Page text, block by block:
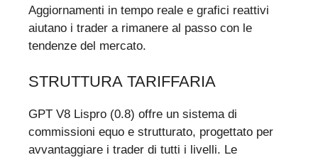
Aggiornamenti in tempo reale e grafici reattivi
aiutano i trader a rimanere al passo con le
tendenze del mercato.
STRUTTURA TARIFFARIA
GPT V8 Lispro (0.8) offre un sistema di
commissioni equo e strutturato, progettato per
avvantaggiare i trader di tutti i livelli. Le